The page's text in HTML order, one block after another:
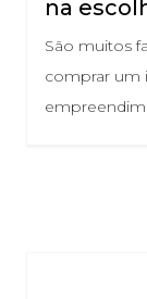
na
São muitos
comprar um